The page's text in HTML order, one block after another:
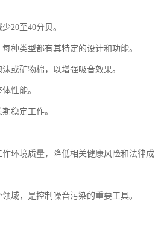
20至40分贝。
种类型都有其特定的设计和功能。
或矿物棉，以增强吸音效果。
性能。
稳定工作。
环境质量，降低相关健康风险和法律成
域，是控制噪音污染的重要工具。